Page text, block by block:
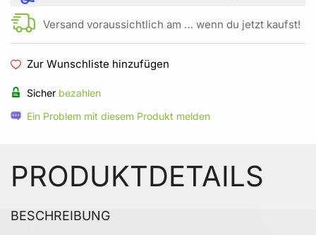
Versand voraussichtlich am … wenn du jetzt kaufst!
Zur Wunschliste hinzufügen
Sicher bezahlen
Ein Problem mit diesem Produkt melden
PRODUKTDETAILS
BESCHREIBUNG